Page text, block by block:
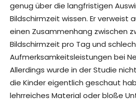
genug über die langfristigen
Bildschirmzeit wissen. Er verweist
einen Zusammenhang zwischen
Bildschirmzeit pro Tag und
Aufmerksamkeitsleistungen bei
Allerdings wurde in der Studie
die Kinder eigentlich geschaut
lehrreiches Material oder bloße